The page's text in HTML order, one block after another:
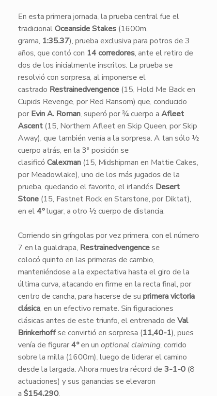
En esta primera jornada, la prueba central fue el
tradicionalOceanside Stakes(1600m,
grama, 1:35.37), prueba exclusiva para potros de 3
años, que contó con 14 corredores, ante el retiro de
dos de los inicialmente inscritos. La prueba se
resolvió con sorpresa, al imponerse el
castrado Restrainedvengence(15, Hold Me Back en
Cupids Revenge, por Red Ransom) que, conducido
por Evin A. Roman, superó por ¾ cuerpo a Afleet
Ascent(15, Northern Afleet en Skip Queen, por Skip
Away), que también venía a la sorpresa. A tan sólo ½
cuerpo atrás, en la 3ª posición se
clasificó Calexman(15, Midshipman en Mattie Cakes,
por Meadowlake), uno de los más jugados de la
prueba, quedando el favorito, el irlandés Desert
Stone(15, Fastnet Rock en Starstone, por Diktat),
en el4ºlugar, a otro ½ cuerpo de distancia.
Corriendo sin gríngolas por vez primera, con el número
7 en la gualdrapa, Restrainedvengencese
colocó quinto en las primeras de cambio,
manteniéndose a la expectativa hasta el giro de la
última curva, atacando en firme en la recta final, por
centro de cancha, para hacerse de su primera victoria
clásica, en un efectivo remate. Sin figuraciones
clásicas antes de este triunfo, el entrenado de Val
Brinkerhoffse convirtió en sorpresa (11,40-1), pues
venía de figurar4ºen un optional claiming, corrido
sobre la milla (1600m), luego de liderar el camino
desde la largada. Ahora muestra récord de 3-1-0(8
actuaciones) y sus ganancias se elevaron
a $154,290.